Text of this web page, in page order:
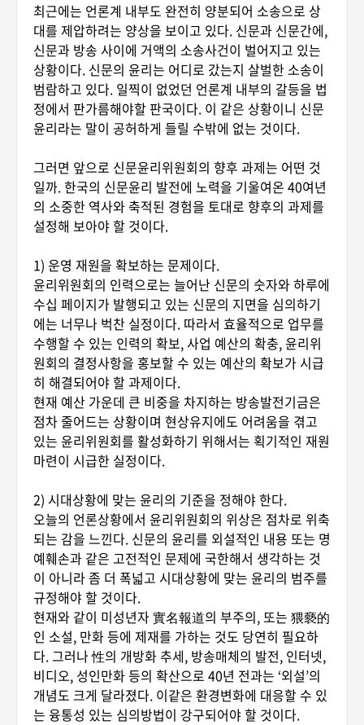
최근에는 언론계 내부도 완전히 양분되어 소송으로 상
대를 제압하려는 양상을 보이고 있다. 신문과 신문간에,
신문과 방송 사이에 거액의 소송사건이 벌어지고 있는
상황이다. 신문의 윤리는 어디로 갔는지 살벌한 소송이
범람하고 있다. 일찍이 없었던 언론계 내부의 갈등을 법
정에서 판가름해야할 판국이다. 이 같은 상황이니 신문
윤리라는 말이 공허하게 들릴 수밖에 없는 것이다.
그러면 앞으로 신문윤리위원회의 향후 과제는 어떤 것
일까. 한국의 신문윤리 발전에 노력을 기울여온 40여년
의 소중한 역사와 축적된 경험을 토대로 향후의 과제를
설정해 보아야 할 것이다.
1) 운영 재원을 확보하는 문제이다.
윤리위원회의 인력으로는 늘어난 신문의 숫자와 하루에
수십 페이지가 발행되고 있는 신문의 지면을 심의하기
에는 너무나 벅찬 실정이다. 따라서 효율적으로 업무를
수행할 수 있는 인력의 확보, 사업 예산의 확충, 윤리위
원회의 결정사항을 홍보할 수 있는 예산의 확보가 시급
히 해결되어야 할 과제이다.
현재 예산 가운데 큰 비중을 차지하는 방송발전기금은
점차 줄어드는 상황이며 현상유지에도 어려움을 겪고
있는 윤리위원회를 활성화하기 위해서는 획기적인 재원
마련이 시급한 실정이다.
2) 시대상황에 맞는 윤리의 기준을 정해야 한다.
오늘의 언론상황에서 윤리위원회의 위상은 점차로 위축
되는 감을 느낀다. 신문의 윤리를 외설적인 내용 또는 명
예훼손과 같은 고전적인 문제에 국한해서 생각하는 것
이 아니라 좀 더 폭넓고 시대상황에 맞는 윤리의 범주를
규정해야 할 것이다.
현재와 같이 미성년자 實名報道의 부주의, 또는 猥褻的
인 소설, 만화 등에 제재를 가하는 것도 당연히 필요하
다. 그러나 性의 개방화 추세, 방송매체의 발전, 인터넷,
비디오, 성인만화 등의 확산으로 40년 전과는 ‘외설’의
개념도 크게 달라졌다. 이같은 환경변화에 대응할 수 있
는 융통성 있는 심의방법이 강구되어야 할 것이다.